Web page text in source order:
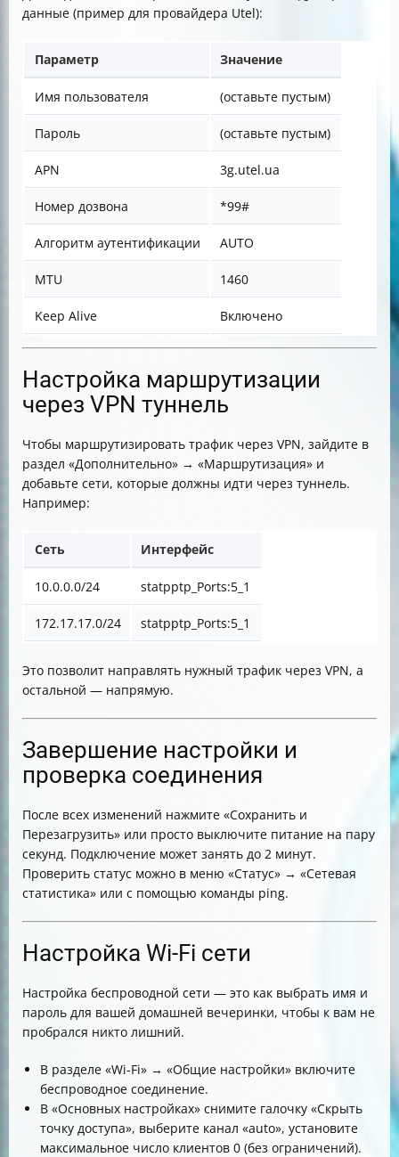
данные (пример для провайдера Utel):
Параметр Значение
Имя пользователя (оставьте пустым)
Пароль (оставьте пустым)
APN 3g.utel.ua
Номер дозвона *99#
Алгоритм аутентификации AUTO
MTU 1460
Keep Alive Включено
Настройка маршрутизации
через VPN туннель
Чтобы маршрутизировать трафик через VPN, зайдите в
раздел «Дополнительно» → «Маршрутизация» и
добавьте сети, которые должны идти через туннель.
Например:
Сеть Интерфейс
10.0.0.0/24 statpptp_Ports:5_1
172.17.17.0/24 statpptp_Ports:5_1
Это позволит направлять нужный трафик через VPN, а
остальной — напрямую.
Завершение настройки и
проверка соединения
После всех изменений нажмите «Сохранить и
Перезагрузить» или просто выключите питание на пару
секунд. Подключение может занять до 2 минут.
Проверить статус можно в меню «Статус» → «Сетевая
статистика» или с помощью команды ping.
Настройка Wi-Fi сети
Настройка беспроводной сети — это как выбрать имя и
пароль для вашей домашней вечеринки, чтобы к вам не
пробрался никто лишний.
В разделе «Wi-Fi» → «Общие настройки» включите
беспроводное соединение.
В «Основных настройках» снимите галочку «Скрыть
точку доступа», выберите канал «auto», установите
максимальное число клиентов 0 (без ограничений).